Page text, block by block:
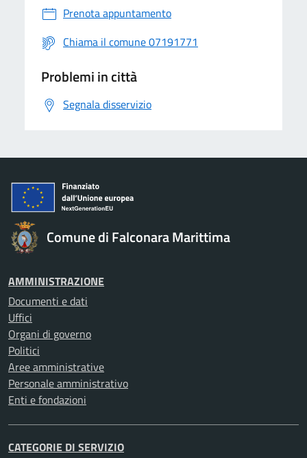
Prenota appuntamento
Chiama il comune 07191771
Problemi in città
Segnala disservizio
Comune di Falconara Marittima
AMMINISTRAZIONE
Documenti e dati
Uffici
Organi di governo
Politici
Aree amministrative
Personale amministrativo
Enti e fondazioni
CATEGORIE DI SERVIZIO